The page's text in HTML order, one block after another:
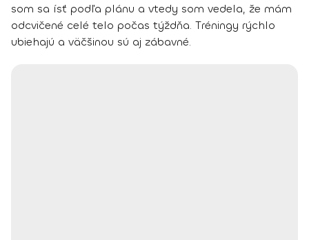
som sa ísť podľa plánu a vtedy som vedela, že mám
odcvičené celé telo počas týždňa. Tréningy rýchlo
ubiehajú a väčšinou sú aj zábavné.